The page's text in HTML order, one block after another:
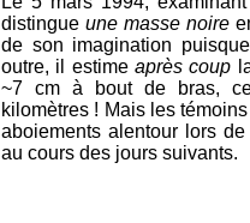
distingueune masse noire
de son imagination
outre, il estime après coup
~7 cm à bout de bras,
kilomètres ! Mais les
aboiements alentour lors de
au cours des jours suivants.